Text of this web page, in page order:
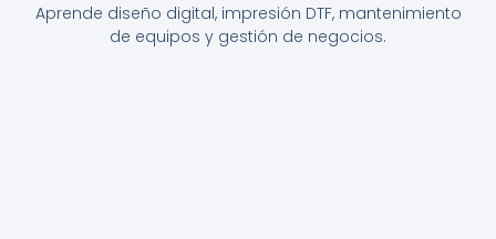
Aprende diseño digital, impresión DTF, mantenimiento
de equipos y gestión de negocios.